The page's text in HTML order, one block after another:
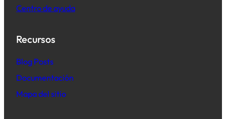
Centro de ayuda
Recursos
Blog Posts
Documentación
Mapa del sitio